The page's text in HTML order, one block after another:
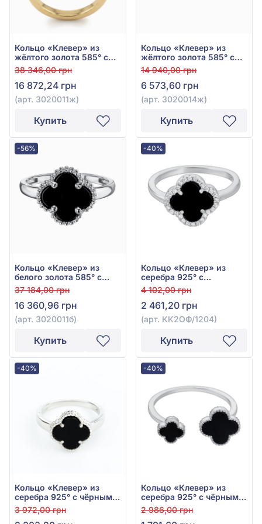
Кольцо «Клевер» из
жёлтого золота 585° с
чёрным ониксом, арт.
3020011ж
38 346,00 грн
16 872,24 грн
(арт. 3020011ж)
Купить
Кольцо «Клевер» из
жёлтого золота 585° с
чёрным ониксом, арт.
3020014ж
14 940,00 грн
6 573,60 грн
(арт. 3020014ж)
Купить
-56%
Кольцо «Клевер» из
белого золота 585° с
чёрным ониксом, арт.
3020011б
37 184,00 грн
16 360,96 грн
(арт. 3020011б)
Купить
-40%
Кольцо «Клевер» из
серебра 925° с
фианитом, кубическим
цирконием и чёрным
ониксом, арт.
КК2ОФ/1204
4 102,00 грн
2 461,20 грн
(арт. КК2ОФ/1204)
Купить
-40%
Кольцо «Клевер» из
серебра 925° с чёрным
ониксом, арт. КК2О/1024
3 972,00 грн
-40%
Кольцо «Клевер» из
серебра 925° с чёрным
ониксом, арт. К2О/1031
2 986,00 грн